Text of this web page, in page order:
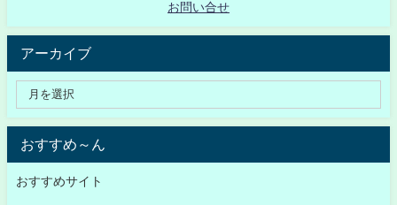
お問い合せ
アーカイブ
おすすめ～ん
おすすめサイト